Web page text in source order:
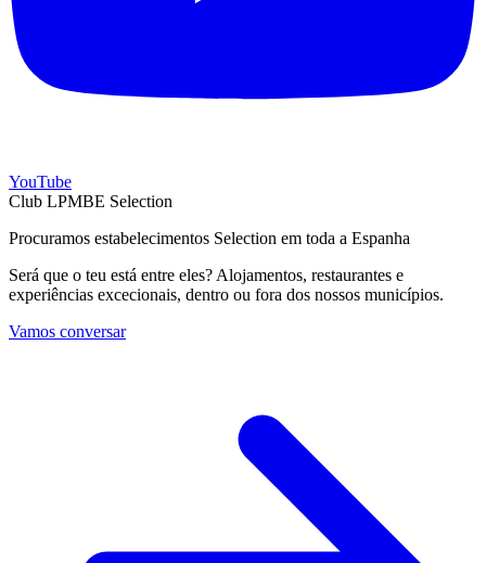
YouTube
Club LPMBE Selection
Procuramos estabelecimentos Selection em toda a Espanha
Será que o teu está entre eles? Alojamentos, restaurantes e
experiências excecionais, dentro ou fora dos nossos municípios.
Vamos conversar